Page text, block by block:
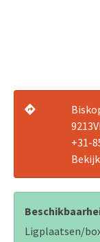
+31-
Ligplaatsen/